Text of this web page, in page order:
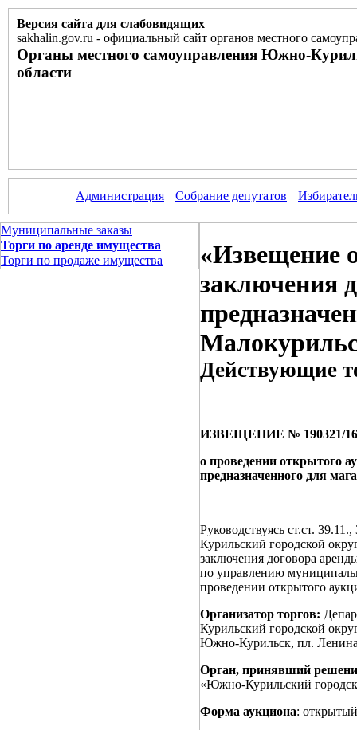
Версия сайта для слабовидящих
sakhalin.gov.ru - официальный сайт органов местного
Органы местного самоуправления Южно-
области
Администрация Собрание депутатов
Муниципальные заказы
Торги по аренде имущества
Торги по продаже имущества
«Извещение
заключения
Действующие
ИЗВЕЩЕНИЕ № 190321/
о проведении открытого
предназначенного для
Руководствуясь ст.ст.
Курильский городской
заключения договора
по управлению
проведении открытого
Организатор торгов:
Курильский городской
Южно-Курильск, пл.
Орган, принявший
«Южно-Курильский
Форма аукциона: